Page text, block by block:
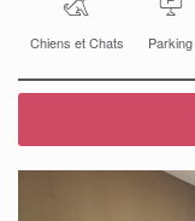
Chiens et Chats Parking